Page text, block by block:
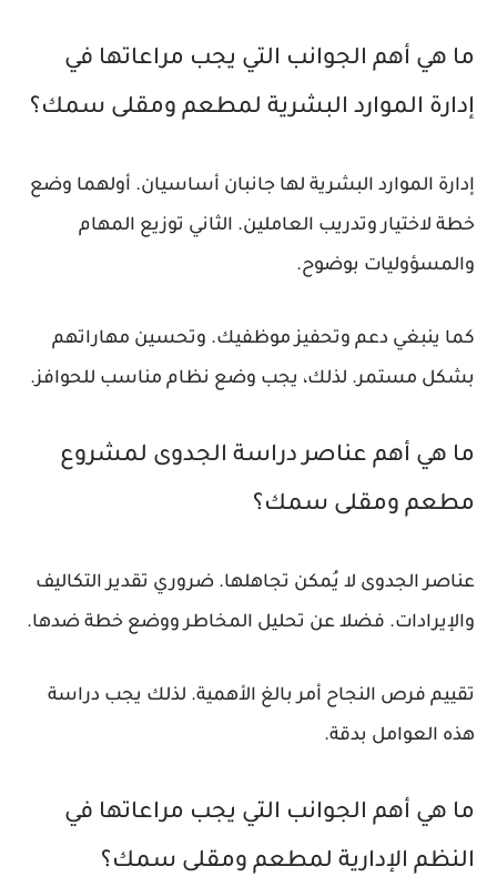
ما هي أهم الجوانب التي يجب مراعاتها في
إدارة الموارد البشرية لمطعم ومقلى سمك؟
إدارة الموارد البشرية لها جانبان أساسيان. أولهما وضع
خطة لاختيار وتدريب العاملين. الثاني توزيع المهام
والمسؤوليات بوضوح.
كما ينبغي دعم وتحفيز موظفيك. وتحسين مهاراتهم
بشكل مستمر. لذلك، يجب وضع نظام مناسب للحوافز.
ما هي أهم عناصر دراسة الجدوى لمشروع
مطعم ومقلى سمك؟
عناصر الجدوى لا يُمكن تجاهلها. ضروري تقدير التكاليف
والإيرادات. فضلا عن تحليل المخاطر ووضع خطة ضدها.
تقييم فرص النجاح أمر بالغ الأهمية. لذلك يجب دراسة
هذه العوامل بدقة.
ما هي أهم الجوانب التي يجب مراعاتها في
النظم الإدارية لمطعم ومقلى سمك؟